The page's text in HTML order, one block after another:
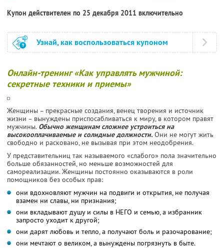
Купон действителен по 25 декабря 2011 включительно
Узнай, как воспользоваться купоном
Онлайн-тренинг «Как управлять мужчиной:
секретные техники и приемы»
Женщины – прекрасные создания, венец творения и источник
жизни – вынуждены приспосабливаться к миру, в котором правят
мужчины. Обычно женщинам сложнее устроиться на
высокооплачиваемые и солидные должности. Они не могут жить
свободно и расковано, не вызывая при этом неодобрения.
У представительниц так называемого «слабого» пола значительно
больше обязанностей, но меньше возможностей для
самореализации. Женщины постоянно оказываются в роли
помощников без особых прав:
они вдохновляют мужчин на подвиги и открытия, не получая
взамен ни славы, ни признания;
они вкладывают душу и силы в НЕГО и семью, а избранник
запросто уходит к другой;
они дарят любовь и тепло, а получают боль и разочарование;
они мечтают о великом, а вынуждены погрязнуть в быте.